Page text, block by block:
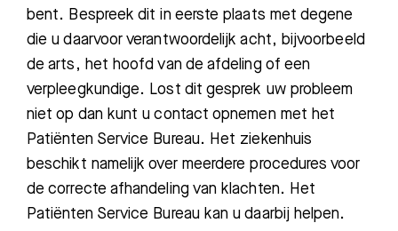
bent. Bespreek dit in eerste plaats met degene
die u daarvoor verantwoordelijk acht, bijvoorbeeld
de arts, het hoofd van de afdeling of een
verpleegkundige. Lost dit gesprek uw probleem
niet op dan kunt u contact opnemen met het
Patiënten Service Bureau. Het ziekenhuis
beschikt namelijk over meerdere procedures voor
de correcte afhandeling van klachten. Het
Patiënten Service Bureau kan u daarbij helpen.